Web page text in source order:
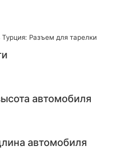
Разъем для тарелки
автомобиля
автомобиля